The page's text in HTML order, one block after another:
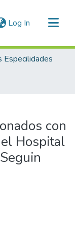
Log In (current)
Especilidades
con
Hospital